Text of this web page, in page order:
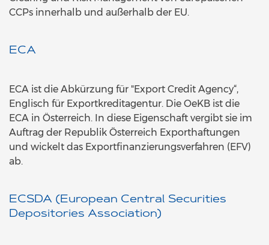
CCPs innerhalb und außerhalb der EU.
ECA
ECA ist die Abkürzung für "Export Credit Agency“,
Englisch für Exportkreditagentur. Die OeKB ist die
ECA in Österreich. In diese Eigenschaft vergibt sie im
Auftrag der Republik Österreich Exporthaftungen
und wickelt das Exportfinanzierungsverfahren (EFV)
ab.
ECSDA (European Central Securities
Depositories Association)